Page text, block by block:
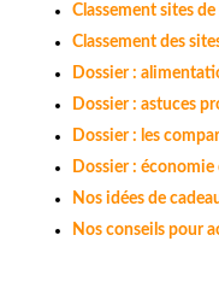
Classement sites
Classement des
Dossier :
Dossier : astuces
Dossier : les
Dossier :
Nos idées de
Nos conseils pour